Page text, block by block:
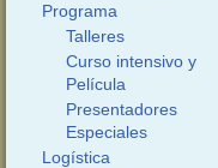
Programa
Talleres
Curso intensivo y
Película
Presentadores
Especiales
Logística